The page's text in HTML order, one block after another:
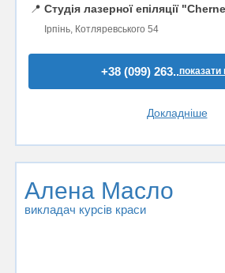
📍 Студія лазерної епіляції
Ірпінь, Котляревського 54
+38 (099) 263..показати
Докладніше
Алена Масло
викладач курсів краси